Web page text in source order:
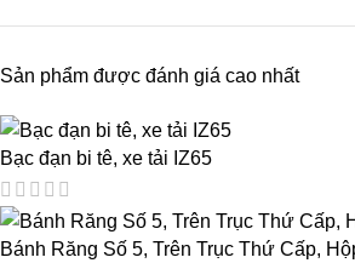
Sản phẩm được đánh giá cao nhất
Bạc đạn bi tê, xe tải IZ65
Bánh Răng Số 5, Trên Trục Thứ Cấp,